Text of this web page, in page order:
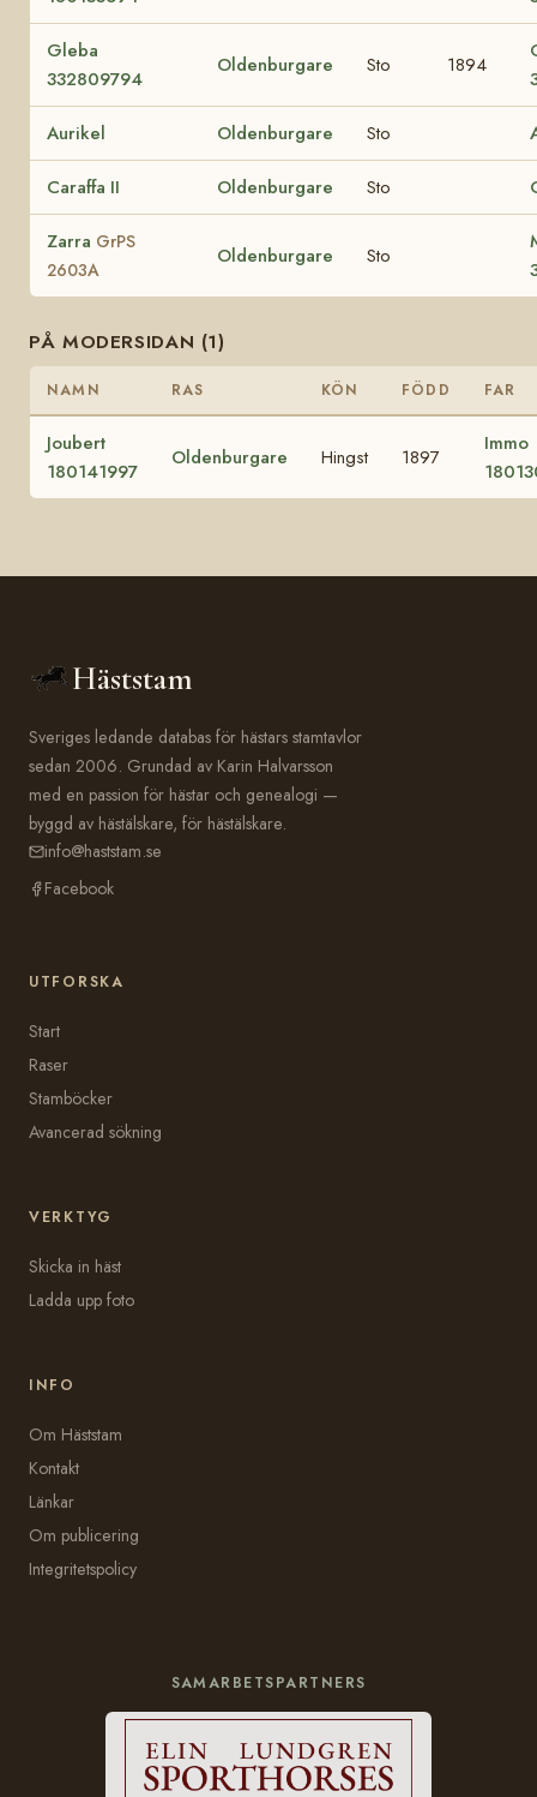
Gleba
332809794
Oldenburgare Sto 1894
Aurikel Oldenburgare Sto
Caraffa II Oldenburgare Sto
Zarra GrPS
2603A
Oldenburgare Sto
PÅ MODERSIDAN (1)
NAMN RAS KÖN FÖDD FAR
Joubert
180141997
Oldenburgare Hingst 1897
Immo
Häststam
Sveriges ledande databas för hästars stamtavlor
sedan 2006. Grundad av Karin Halvarsson
med en passion för hästar och genealogi —
byggd av hästälskare, för hästälskare.
info@haststam.se
Facebook
UTFORSKA
Start
Raser
Stamböcker
Avancerad sökning
VERKTYG
Skicka in häst
Ladda upp foto
INFO
Om Häststam
Kontakt
Länkar
Om publicering
Integritetspolicy
SAMARBETSPARTNERS